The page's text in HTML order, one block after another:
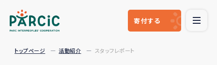
寄付する
トップページ 活動紹介 スタッフレポート